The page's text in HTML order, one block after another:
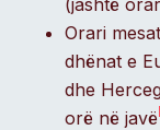
(jashtë
Orari
dhënat e
dhe
orë në javë